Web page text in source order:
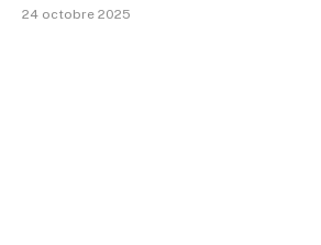
24 octobre 2025